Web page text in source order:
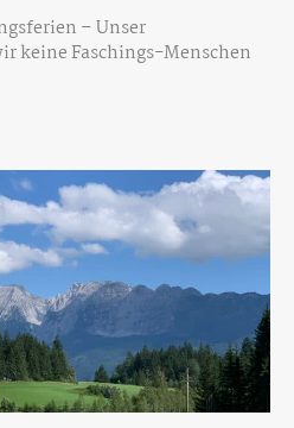
– Unser
keine Faschings-Menschen